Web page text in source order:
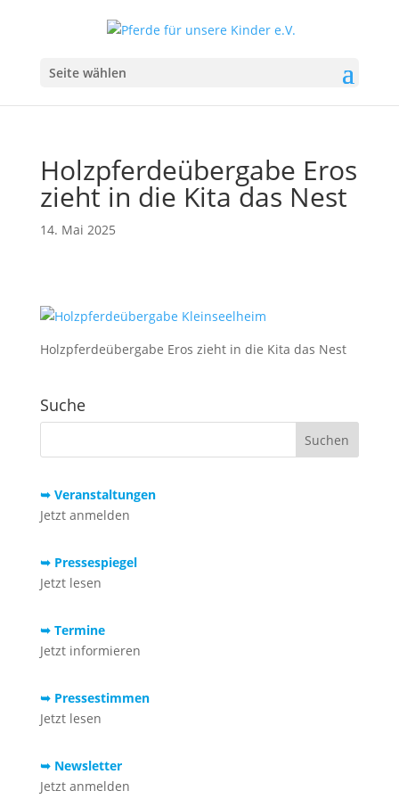
Seite wählen
Holzpferdeübergabe Eros
zieht in die Kita das Nest
14. Mai 2025
Holzpferdeübergabe Eros zieht in die Kita das Nest
Suche
➥ Veranstaltungen
Jetzt anmelden
➥ Pressespiegel
Jetzt lesen
➥ Termine
Jetzt informieren
➥ Pressestimmen
Jetzt lesen
➥ Newsletter
Jetzt anmelden